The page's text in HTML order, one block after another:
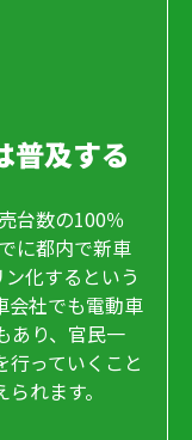
普及する
台数の100％
に都内で新車
化するという
会社でも電動車
あり、官民一
行っていくこと
れます。